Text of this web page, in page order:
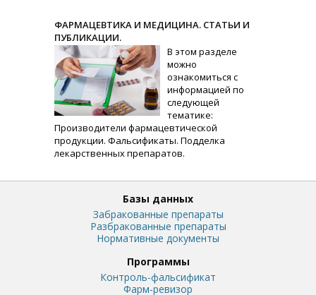
ФАРМАЦЕВТИКА И МЕДИЦИНА. СТАТЬИ И
ПУБЛИКАЦИИ.
В этом разделе
можно
ознакомиться с
информацией по
следующей
тематике:
Производители фармацевтической
продукции. Фальсификаты. Подделка
лекарственных препаратов.
Базы данных
Забракованные препараты
Разбракованные препараты
Нормативные документы
Программы
Контроль-фальсификат
Фарм-ревизор